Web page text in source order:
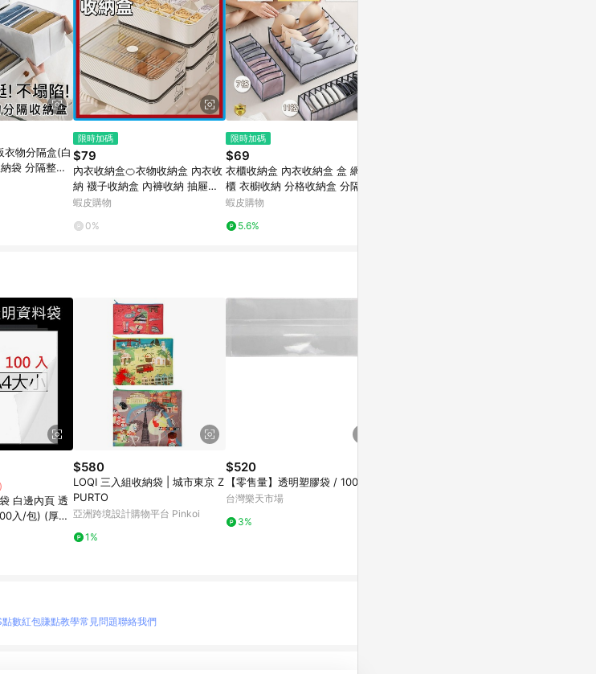
不適用於無回饋商品。各點數紅包之適用商品與使用條件請依點數
衣物分隔盒(白
袋 分隔整理
收納神器
限時加碼
$79
內衣收納盒🍊衣物收納盒 內衣收
納 襪子收納盒 內褲收納 抽屜收
納盒 分隔收納盒 內衣褲收納 衣
蝦皮購物
0%
限時加碼
$69
衣櫃收納盒 內衣收納盒 盒 網 衣
櫃 衣櫥收納 分格收納盒 分隔收
納 衣物整理盒 抽屜分隔收納盒
蝦皮購物
5.6%
白邊內頁 透
入/包) (厚度
) (特價包)
31止
$580
LOQI 三入組收納袋 | 城市東京 Z
PURTO
亞洲跨境設計購物平台 Pinkoi
1%
$520
【零售量】透明塑膠袋 / 100個
台灣樂天市場
3%
點數紅包賺點教學常見問題聯絡我們